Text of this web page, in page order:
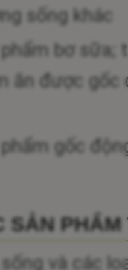
sống khác
bơ
ăn được
gốc
SẢN
và các